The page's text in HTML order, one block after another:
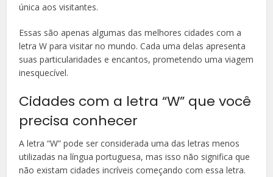
única aos visitantes.
Essas são apenas algumas das melhores cidades com a
letra W para visitar no mundo. Cada uma delas apresenta
suas particularidades e encantos, prometendo uma viagem
inesquecível.
Cidades com a letra “W” que você
precisa conhecer
A letra “W” pode ser considerada uma das letras menos
utilizadas na língua portuguesa, mas isso não significa que
não existam cidades incríveis começando com essa letra.